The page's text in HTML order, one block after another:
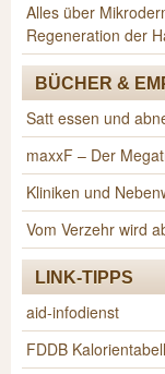
Alles über
Regeneration der
BÜCHER &
Satt essen und
maxxF – Der
Kliniken und
Vom Verzehr wird
LINK-TIPPS
aid-infodienst
FDDB